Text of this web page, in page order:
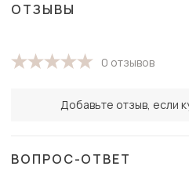
ОТЗЫВЫ
0 отзывов
Добавьте отзыв, если
ВОПРОС-ОТВЕТ